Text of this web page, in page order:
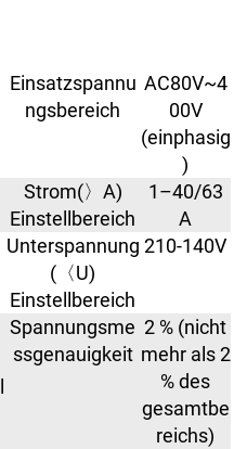
Einsatzspannu
ngsbereich
AC80V~4
00V
(einphasig
)
Strom(〉A)
Einstellbereich
1–40/63
A
Unterspannung
(〈U)
Einstellbereich
210-140V
Spannungsme
ssgenauigkeit
2 % (nicht
mehr als 2
% des
gesamtbe
reichs)